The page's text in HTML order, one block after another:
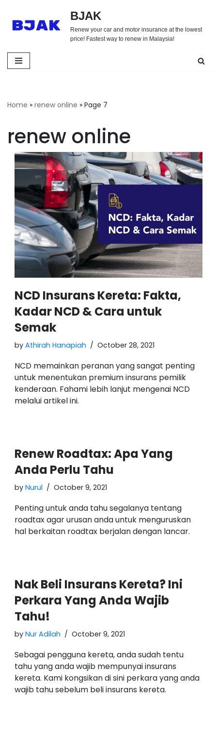
Skip
BJAK
Renew your car and motor insurance at the lowest
price! Fastest way to renew in Malaysia!
Home » renew online » Page 7
renew online
NCD Insurans Kereta: Fakta,
Kadar NCD & Cara untuk
Semak
by Athirah Hanapiah October 28, 2021
NCD memainkan peranan yang sangat penting
untuk menentukan premium insurans pemilik
kenderaan. Fahami lebih lanjut mengenai NCD
melalui artikel ini.
Renew Roadtax: Apa Yang
Anda Perlu Tahu
by Nurul October 9, 2021
Penting untuk anda tahu segalanya tentang
roadtax agar urusan anda untuk menguruskan
hal berkaitan roadtax berjalan dengan lancar.
Nak Beli Insurans Kereta? Ini
Perkara Yang Anda Wajib
Tahu!
by Nur Adilah October 9, 2021
Sebagai pengguna kereta, anda sudah tentu
tahu yang anda wajib mempunyai insurans
kereta. Kami kongsikan di sini perkara yang anda
wajib tahu sebelum beli insurans kereta.